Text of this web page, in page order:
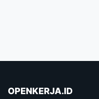
OPENKERJA.ID